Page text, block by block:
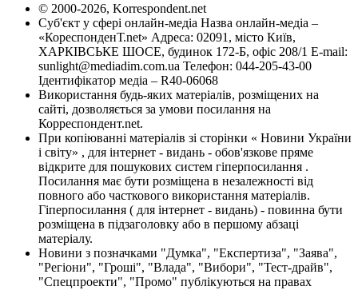
© 2000-2026, Korrespondent.net
Суб'єкт у сфері онлайн-медіа Назва онлайн-медіа –
«КореспонденТ.net» Адреса: 02091, місто Київ,
ХАРКІВСЬКЕ ШОСЕ, будинок 172-Б, офіс 208/1 E-mail:
sunlight@mediadim.com.ua Телефон: 044-205-43-00
Ідентифікатор медіа – R40-06068
Використання будь-яких матеріалів, розміщених на
сайті, дозволяється за умови посилання на
Корреспондент.net.
При копіюванні матеріалів зі сторінки « Новини України
і світу» , для інтернет - видань - обов'язкове пряме
відкрите для пошукових систем гіперпосилання .
Посилання має бути розміщена в незалежності від
повного або часткового використання матеріалів.
Гіперпосилання ( для інтернет - видань) - повинна бути
розміщена в підзаголовку або в першому абзаці
матеріалу.
Новини з позначками "Думка", "Експертиза", "Заява",
"Регіони", "Гроші", "Влада", "Вибори", "Тест-драйв",
"Спецпроекти", "Промо" публікуються на правах